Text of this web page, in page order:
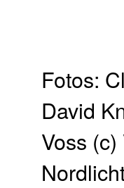
Fotos:
David
Voss